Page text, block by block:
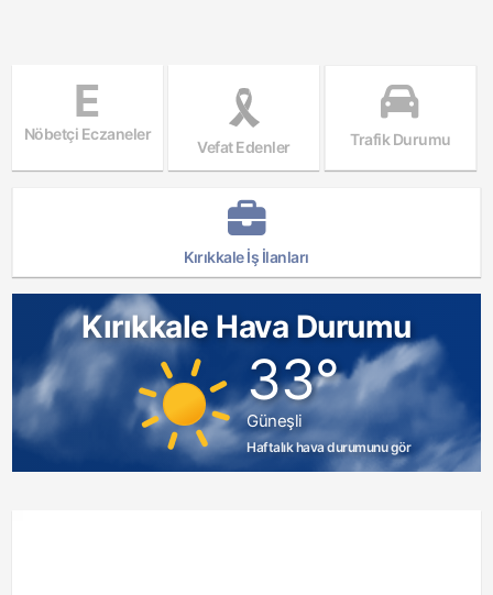
E
Nöbetçi Eczaneler
Vefat Edenler Trafik Durumu
Kırıkkale İş İlanları
Kırıkkale Hava Durumu
33°
Güneşli
Haftalık hava durumunu gör